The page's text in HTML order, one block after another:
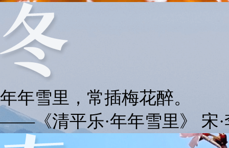
年年雪里，常插梅花醉。
——《清平乐·年年雪里》 宋·